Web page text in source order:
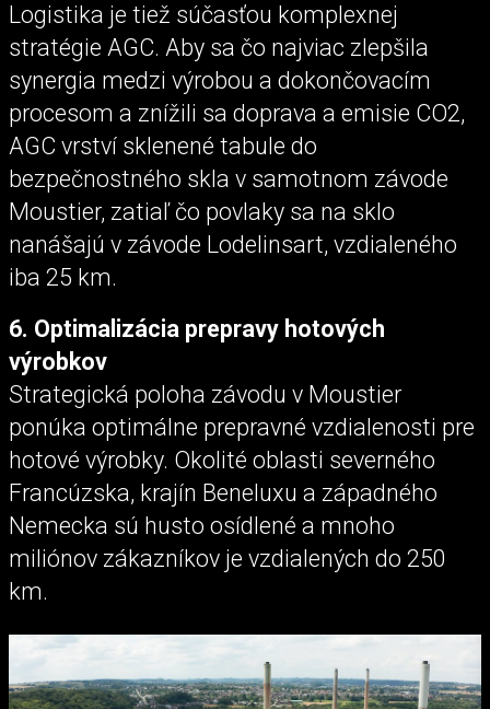
Logistika je tiež súčasťou komplexnej
stratégie AGC. Aby sa čo najviac zlepšila
synergia medzi výrobou a dokončovacím
procesom a znížili sa doprava a emisie CO2,
AGC vrství sklenené tabule do
bezpečnostného skla v samotnom závode
Moustier, zatiaľ čo povlaky sa na sklo
nanášajú v závode Lodelinsart, vzdialeného
iba 25 km.
6. Optimalizácia prepravy hotových
výrobkov
Strategická poloha závodu v Moustier
ponúka optimálne prepravné vzdialenosti pre
hotové výrobky. Okolité oblasti severného
Francúzska, krajín Beneluxu a západného
Nemecka sú husto osídlené a mnoho
miliónov zákazníkov je vzdialených do 250
km.